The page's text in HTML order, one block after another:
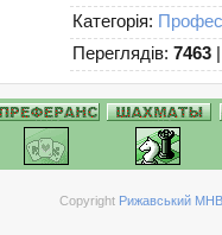
Категорія:
Переглядів: 7463
Copyright Рижавський